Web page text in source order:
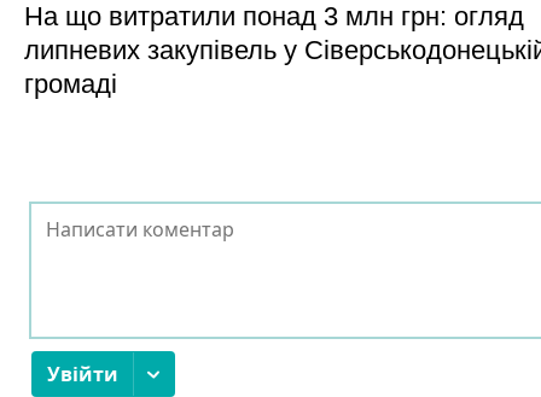
На що витратили понад 3 млн грн: огляд
липневих закупівель у
громаді